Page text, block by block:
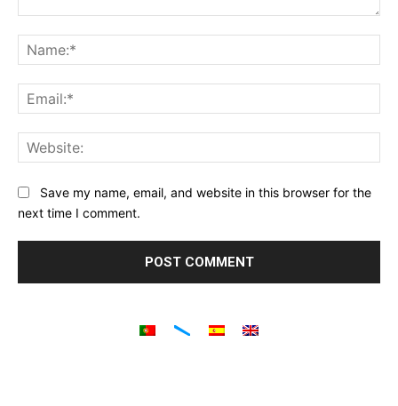
Save my name, email, and website in this browser for the
next time I comment.